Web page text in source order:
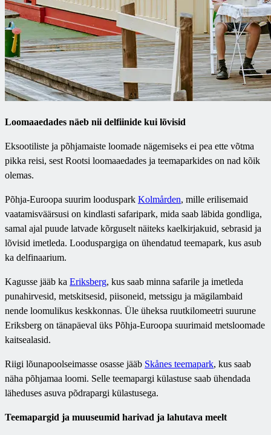
Loomaaedades näeb nii delfiinide kui lõvisid
Eksootiliste ja põhjamaiste loomade nägemiseks ei pea ette võtma
pikka reisi, sest Rootsi loomaaedades ja teemaparkides on nad kõik
olemas.
Põhja-Euroopa suurim looduspark Kolmården, mille erilisemaid
vaatamisväärsusi on kindlasti safaripark, mida saab läbida gondliga,
samal ajal puude latvade kõrguselt näiteks kaelkirjakuid, sebrasid ja
lõvisid imetleda. Looduspargiga on ühendatud teemapark, kus asub
ka delfinaarium.
Kagusse jääb ka Eriksberg, kus saab minna safarile ja imetleda
punahirvesid, metskitsesid, piisoneid, metssigu ja mägilambaid
nende loomulikus keskkonnas. Üle üheksa ruutkilomeetri suurune
Eriksberg on tänapäeval üks Põhja-Euroopa suurimaid metsloomade
kaitsealasid.
Riigi lõunapoolseimasse osasse jääb Skånes teemapark, kus saab
näha põhjamaa loomi. Selle teemapargi külastuse saab ühendada
läheduses asuva põdrapargi külastusega.
Teemapargid ja muuseumid harivad ja lahutava meelt